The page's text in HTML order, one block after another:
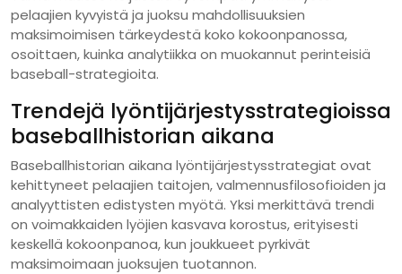
pelaajien kyvyistä ja juoksu mahdollisuuksien
maksimoimisen tärkeydestä koko kokoonpanossa,
osoittaen, kuinka analytiikka on muokannut perinteisiä
baseball-strategioita.
Trendejä lyöntijärjestysstrategioissa
baseballhistorian aikana
Baseballhistorian aikana lyöntijärjestysstrategiat ovat
kehittyneet pelaajien taitojen, valmennusfilosofioiden ja
analyyttisten edistysten myötä. Yksi merkittävä trendi
on voimakkaiden lyöjien kasvava korostus, erityisesti
keskellä kokoonpanoa, kun joukkueet pyrkivät
maksimoimaan juoksujen tuotannon.